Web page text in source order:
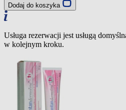
Dodaj do koszyka
Usługa rezerwacji jest usługą
w kolejnym kroku.